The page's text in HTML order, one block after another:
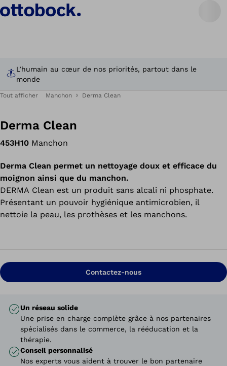
L’humain au cœur de nos priorités, partout dans le
monde
Tout afficher Manchon Derma Clean
Derma Clean
453H10 Manchon
Derma Clean permet un nettoyage doux et efficace du
moignon ainsi que du manchon.
DERMA Clean est un produit sans alcali ni phosphate.
Présentant un pouvoir hygiénique antimicrobien, il
nettoie la peau, les prothèses et les manchons.
Contactez-nous
Un réseau solide
Une prise en charge complète grâce à nos partenaires
spécialisés dans le commerce, la rééducation et la
thérapie.
Conseil personnalisé
Nos experts vous aident à trouver le bon partenaire